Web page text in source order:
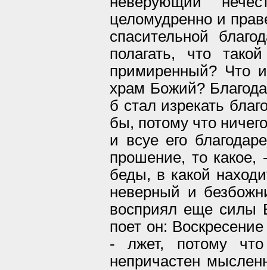
целомудренно и
спасительной
полагать, что
примиренный? Что
храм Божий?
б стал изрекать
бы, потому что
и всуе его
прошение, то какое,
беды, в какой
неверный и
восприял еще силы
поет он:
- лжет, потому
непричастен